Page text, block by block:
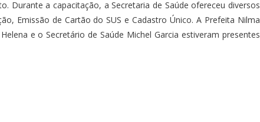
Durante a capacitação, a Secretaria de Saúde ofereceu diversos
Emissão de Cartão do SUS e Cadastro Único. A Prefeita Nilma
e o Secretário de Saúde Michel Garcia estiveram presentes